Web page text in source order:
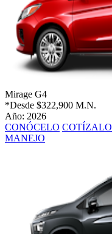
Mirage G4
*Desde $322,900 M.N.
Año: 2026
CONÓCELO COTÍZALO
MANEJO